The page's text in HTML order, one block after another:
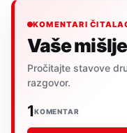
KOMENTARI
Vaše
Pročitajte stavove
razgovor.
1KOMENTAR